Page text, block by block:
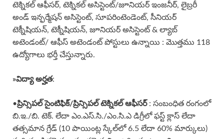
టెక్నికల్ ఆఫీసర్, టెక్నికల్ అసిస్టెంట్/జూనియర్ ఇంజనీర్, లైబ్రరీ
అండ్ ఇన్ఫర్మేషన్ అసిస్టెంట్, సూపరింటెండెంట్, సీనియర్
టెక్నీషియన్, టెక్నీషియన్, జూనియర్ అసిస్టెంట్ & ల్యాబ్
అటెండంట్/ ఆఫీస్ అటెండంట్ పోస్టులు ఉన్నాయి : మొత్తము 118
ఉద్యోగాలు భర్తీ చేస్తున్నారు.
»విద్యా అర్హత:
•ప్రిన్సిపల్ సైంటిఫిక్/ప్రిన్సిపల్ టెక్నికల్ ఆఫీసర్: సంబంధిత రంగంలో
బి.ఇ./బి. టెక్. లేదా ఎం.ఎస్.సి./ఎం.సి.ఎ డిగ్రీలో ఫస్ట్ క్లాస్ లేదా
తత్సమాన గ్రేడ్ (10 పాయింట్ల స్కేల్‌లో 6.5 లేదా 60% మార్కులు)